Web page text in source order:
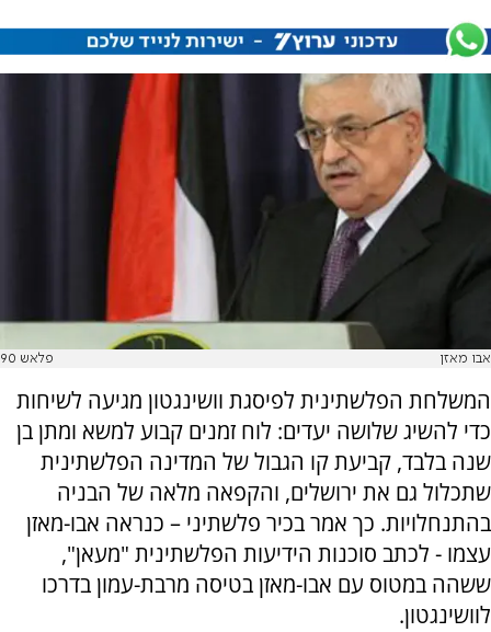
אבו מאזן פלאש 90
המשלחת הפלשתינית לפיסגת וושינגטון מגיעה לשיחות
כדי להשיג שלושה יעדים: לוח זמנים קבוע למשא ומתן בן
שנה בלבד, קביעת קו הגבול של המדינה הפלשתינית
שתכלול גם את ירושלים, והקפאה מלאה של הבניה
בהתנחלויות. כך אמר בכיר פלשתיני – כנראה אבו-מאזן
עצמו - לכתב סוכנות הידיעות הפלשתינית "מעאן",
ששהה במטוס עם אבו-מאזן בטיסה מרבת-עמון בדרכו
לוושינגטון.